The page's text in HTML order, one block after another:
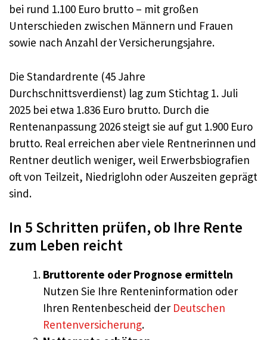
bei rund 1.100 Euro brutto – mit großen
Unterschieden zwischen Männern und Frauen
sowie nach Anzahl der Versicherungsjahre.
Die Standardrente (45 Jahre
Durchschnittsverdienst) lag zum Stichtag 1. Juli
2025 bei etwa 1.836 Euro brutto. Durch die
Rentenanpassung 2026 steigt sie auf gut 1.900 Euro
brutto. Real erreichen aber viele Rentnerinnen und
Rentner deutlich weniger, weil Erwerbsbiografien
oft von Teilzeit, Niedriglohn oder Auszeiten geprägt
sind.
In 5 Schritten prüfen, ob Ihre Rente
zum Leben reicht
Bruttorente oder Prognose ermitteln
Nutzen Sie Ihre Renteninformation oder
Ihren Rentenbescheid der Deutschen
Rentenversicherung.